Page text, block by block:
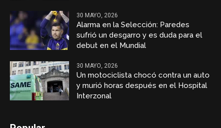
30 MAYO, 2026
Alarma en la Selección: Paredes
sufrió un desgarro y es duda para el
debut en el Mundial
30 MAYO, 2026
Un motociclista chocó contra un auto
y murió horas después en el Hospital
Interzonal